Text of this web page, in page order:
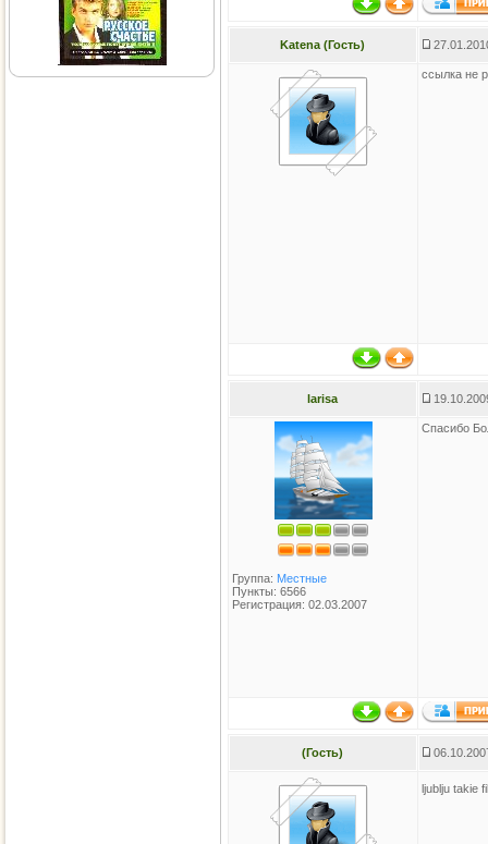
Katena (Гость)
ссылка не
larisa
Группа: Местные
Пункты: 6566
Регистрация: 02.03.2007
Спасибо
(Гость)
ljublju takie